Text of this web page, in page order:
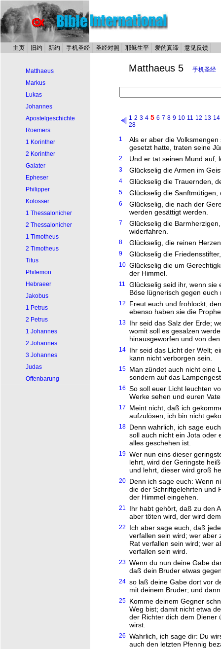
主页 旧约 新约 手机圣经 圣经对照 耶稣生平 爱的真谛 意见反馈
Matthaeus
Markus
Lukas
Johannes
Apostelgeschichte
Roemers
1 Korinther
2 Korinther
Galater
Epheser
Philipper
Kolosser
1 Thessalonicher
2 Thessalonicher
1 Timotheus
2 Timotheus
Titus
Philemon
Hebraeer
Jakobus
1 Petrus
2 Petrus
1 Johannes
2 Johannes
3 Johannes
Judas
Offenbarung
Matthaeus 5 手机圣经
1 2 3 4 5 6 7 8 9 10 11 12 13 14
28
1
Als er aber die
gesetzt hatte, traten seine
2 Und er tat seinen Mund auf,
3 Glückselig die Armen im
4 Glückselig die Trauernden,
5 Glückselig die
6
Glückselig, die nach der
werden gesättigt werden.
7
Glückselig die
widerfahren.
8 Glückselig, die reinen
9 Glückselig die
10 Glückselig die um
der Himmel.
11
Glückselig seid ihr, wenn
Böse lügnerisch gegen
12
Freut euch und frohlockt,
ebenso haben sie die
13 Ihr seid das Salz der Erde;
womit soll es gesalzen
hinausgeworfen und von
14 Ihr seid das Licht der Welt;
kann nicht verborgen sein.
15 Man zündet auch nicht eine
sondern auf das
16 So soll euer Licht leuchten
Werke sehen und euren
17
Meint nicht, daß ich
aufzulösen; ich bin nicht
18 Denn wahrlich, ich sage
soll auch nicht ein Jota oder
alles geschehen ist.
19 Wer nun eins dieser
lehrt, wird der Geringste
und lehrt, dieser wird groß
20 Denn ich sage euch: Wenn
die der Schriftgelehrten und
der Himmel eingehen.
21
Ihr habt gehört, daß zu den
aber töten wird, der wird
22
Ich aber sage euch, daß
verfallen sein wird; wer aber
Rat verfallen sein wird; wer
verfallen sein wird.
23 Wenn du nun deine Gabe
daß dein Bruder etwas
24 so laß deine Gabe dort vor
mit deinem Bruder; und
25 Komme deinem Gegner
Weg bist; damit nicht etwa
der Richter dich dem Diener
wirst.
26 Wahrlich, ich sage dir: Du
auch den letzten Pfennig